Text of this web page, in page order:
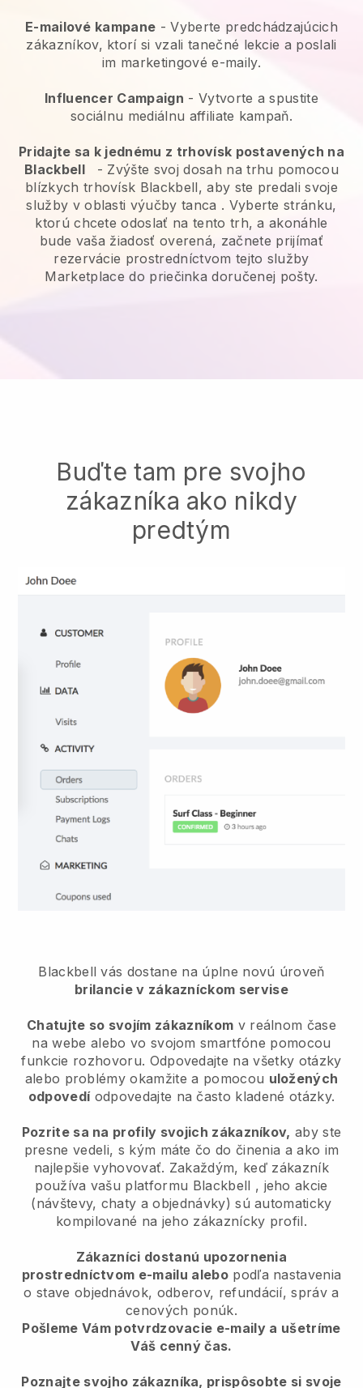
E-mailové kampane -Vyberte predchádzajúcich
zákazníkov, ktorí si vzali tanečné lekcie a poslali
im marketingové e-maily.
Influencer Campaign - Vytvorte a spustite
sociálnu mediálnu affiliate kampaň.
Pridajte sa k jednému z trhovísk postavených na
Blackbell
- Zvýšte svoj dosah na trhu pomocou
blízkych trhovísk Blackbell, aby ste predali svoje
služby v oblasti výučby tanca . Vyberte stránku,
ktorú chcete odoslať na tento trh, a akonáhle
bude vaša žiadosť overená, začnete prijímať
rezervácie prostredníctvom tejto služby
Marketplace do priečinka doručenej pošty.
Buďte tam pre svojho
zákazníka ako nikdy
predtým
Blackbell vás dostane na úplne novú úroveň
brilancie v zákazníckom servise
Chatujte so svojím zákazníkom v reálnom čase
na webe alebo vo svojom smartfóne pomocou
funkcie rozhovoru. Odpovedajte na všetky otázky
alebo problémy okamžite a pomocou uložených
odpovedíodpovedajte na často kladené otázky.
Pozrite sa na profily svojich zákazníkov, aby ste
presne vedeli, s kým máte čo do činenia a ako im
najlepšie vyhovovať. Zakaždým, keď zákazník
používa vašu platformu Blackbell , jeho akcie
(návštevy, chaty a objednávky) sú automaticky
kompilované na jeho zákaznícky profil.
Zákazníci dostanú upozornenia
prostredníctvom e-mailu alebopodľa nastavenia
o stave objednávok, odberov, refundácií, správ a
cenových ponúk.
Pošleme Vám potvrdzovacie e-maily a ušetríme
Váš cenný čas.
Poznajte svojho zákazníka, prispôsobte si svoje